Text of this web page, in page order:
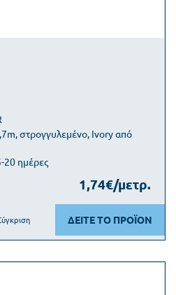
στρογγυλεμένο, Ivory από
20 ημέρες
1,74€/μετρ.
ΔΕΙΤΕ ΤΟ ΠΡΟΪΟΝ